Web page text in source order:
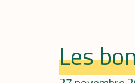
Les